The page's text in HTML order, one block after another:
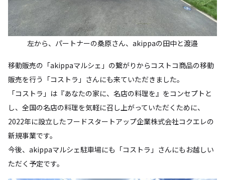
左から、パートナーの桑原さん、akippaの田中と渡邉
移動販売の「akippaマルシェ」の繋がりからコストコ商品の移動
販売を行う「コストラ」さんにも来ていただきました。
「コストラ」は『あなたの家に、名店の料理を』をコンセプトと
し、全国の名店の料理を気軽に召し上がっていただくために、
2022年に設立したフードスタートアップ企業株式会社コクエレの
新規事業です。
今後、akippaマルシェ駐車場にも「コストラ」さんにもお越しい
ただく予定です。